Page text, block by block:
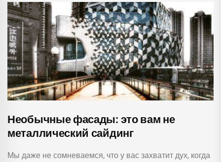
Необычные фасады: это вам не
металлический сайдинг
Мы даже не сомневаемся, что у вас захватит дух, когда